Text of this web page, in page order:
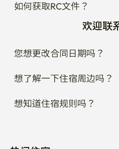
如何获取RC文件？
欢迎联
您想更改合同日期吗？
想了解一下住宿周边吗？
想知道住宿规则吗？